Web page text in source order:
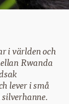
i världen och
Rwanda
lever i små